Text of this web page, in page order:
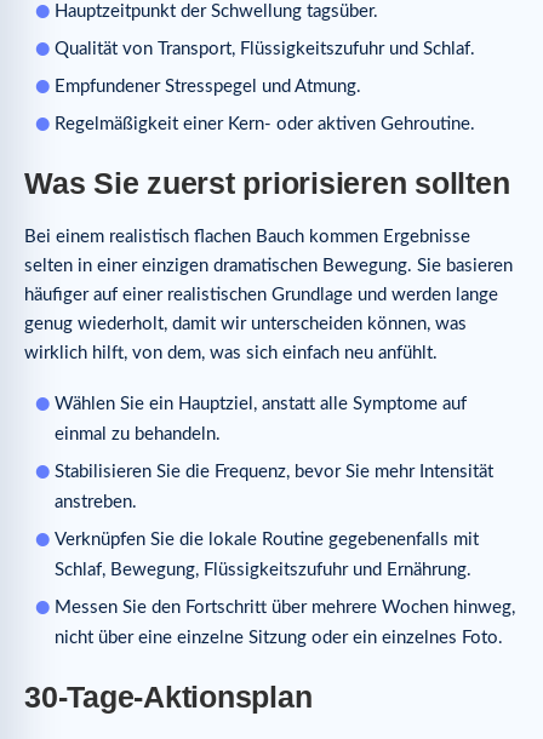
Hauptzeitpunkt der Schwellung tagsüber.
Qualität von Transport, Flüssigkeitszufuhr und Schlaf.
Empfundener Stresspegel und Atmung.
Regelmäßigkeit einer Kern- oder aktiven Gehroutine.
Was Sie zuerst priorisieren sollten
Bei einem realistisch flachen Bauch kommen Ergebnisse
selten in einer einzigen dramatischen Bewegung. Sie basieren
häufiger auf einer realistischen Grundlage und werden lange
genug wiederholt, damit wir unterscheiden können, was
wirklich hilft, von dem, was sich einfach neu anfühlt.
Wählen Sie ein Hauptziel, anstatt alle Symptome auf
einmal zu behandeln.
Stabilisieren Sie die Frequenz, bevor Sie mehr Intensität
anstreben.
Verknüpfen Sie die lokale Routine gegebenenfalls mit
Schlaf, Bewegung, Flüssigkeitszufuhr und Ernährung.
Messen Sie den Fortschritt über mehrere Wochen hinweg,
nicht über eine einzelne Sitzung oder ein einzelnes Foto.
30-Tage-Aktionsplan